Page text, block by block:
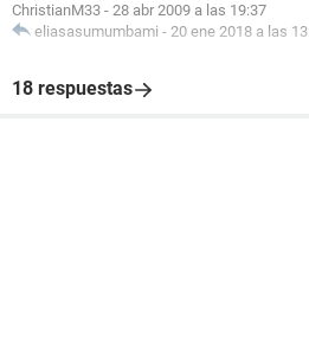
ChristianM33 - 28 abr 2009 a las 19:37
eliasasumumbami - 20 ene 2018 a las
18 respuestas